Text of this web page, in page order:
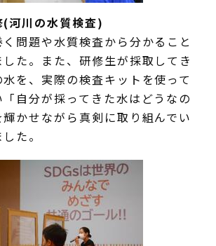
(河川の水質検査)
問題や水質検査から分かること
た。また、研修生が採取してき
を、実際の検査キットを使って
自分が採ってきた水はどうなの
かせながら真剣に取り組んでい
た。